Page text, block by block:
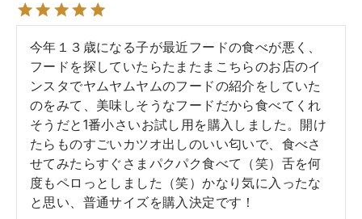
今年１３歳になる子が最近フードの食べが悪く、
フードを探していたらたまたまこちらのお店のイ
ンスタでヤムヤムヤムのフードの紹介をしていた
のをみて、美味しそうなフードだから食べてくれ
そうだと1番小さいお試し用を購入しました。開け
たらものすごいカツオ出しのいい匂いで、食べさ
せてみたらすぐさまパクパク食べて（笑）舌を何
度もペロっとしました（笑）かなり気に入ったな
と思い、普通サイズを購入決定です！